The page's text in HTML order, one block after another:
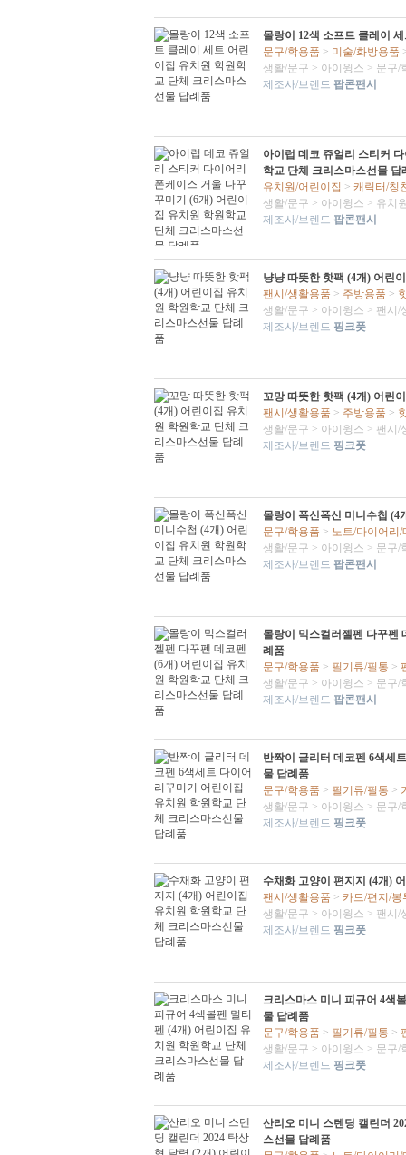
몰랑이 12색 소프트 클레이
문구/학용품 > 미술/화방용품
생활/문구 > 아이윙스 > 문구/
제조사/브렌드 팝콘팬시
아이럽 데코 쥬얼리 스티커
학교 단체 크리스마스선물 답
유치원/어린이집 > 캐릭터/칭
생활/문구 > 아이윙스 > 유치
제조사/브렌드 팝콘팬시
냥냥 따뜻한 핫팩 (4개) 어린
팬시/생활용품 > 주방용품 >
생활/문구 > 아이윙스 > 팬시/
제조사/브렌드 핑크풋
꼬망 따뜻한 핫팩 (4개) 어린
팬시/생활용품 > 주방용품 >
생활/문구 > 아이윙스 > 팬시/
제조사/브렌드 핑크풋
몰랑이 폭신폭신 미니수첩 (4
문구/학용품 > 노트/다이어리/
생활/문구 > 아이윙스 > 문구/
제조사/브렌드 팝콘팬시
몰랑이 믹스컬러젤펜 다꾸펜
례품
문구/학용품 > 필기류/필통 >
생활/문구 > 아이윙스 > 문구/
제조사/브렌드 팝콘팬시
반짝이 글리터 데코펜 6색세
물 답례품
문구/학용품 > 필기류/필통 >
생활/문구 > 아이윙스 > 문구/
제조사/브렌드 핑크풋
수채화 고양이 편지지 (4개)
팬시/생활용품 > 카드/편지/봉
생활/문구 > 아이윙스 > 팬시/
제조사/브렌드 핑크풋
크리스마스 미니 피규어 4색
물 답례품
문구/학용품 > 필기류/필통 >
생활/문구 > 아이윙스 > 문구/
제조사/브렌드 핑크풋
산리오 미니 스텐딩 캘린더
스선물 답례품